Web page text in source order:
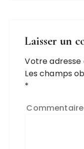
Laisser un
Votre adresse
Les champs
*
Commentaire